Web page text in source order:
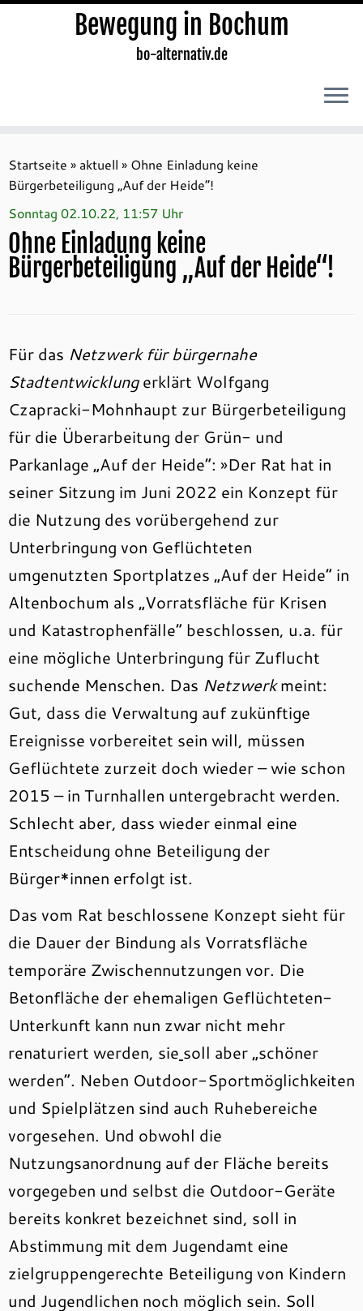
Inhalt
springen
Bewegung in Bochum
bo-alternativ.de
Startseite » aktuell » Ohne Einladung keine
Bürgerbeteiligung „Auf der Heide“!
Sonntag 02.10.22, 11:57 Uhr
Ohne Einladung keine
Bürgerbeteiligung „Auf der Heide“!
Für das Netzwerk für bürgernahe
Stadtentwicklungerklärt Wolfgang
Czapracki-Mohnhaupt zur Bürgerbeteiligung
für die Überarbeitung der Grün- und
Parkanlage „Auf der Heide“: »Der Rat hat in
seiner Sitzung im Juni 2022 ein Konzept für
die Nutzung des vorübergehend zur
Unterbringung von Geflüchteten
umgenutzten Sportplatzes „Auf der Heide“ in
Altenbochum als „Vorratsfläche für Krisen
und Katastrophenfälle“ beschlossen, u.a. für
eine mögliche Unterbringung für Zuflucht
suchende Menschen. Das Netzwerkmeint:
Gut, dass die Verwaltung auf zukünftige
Ereignisse vorbereitet sein will, müssen
Geflüchtete zurzeit doch wieder – wie schon
2015 – in Turnhallen untergebracht werden.
Schlecht aber, dass wieder einmal eine
Entscheidung ohne Beteiligung der
Bürger*innen erfolgt ist.
Das vom Rat beschlossene Konzept sieht für
die Dauer der Bindung als Vorratsfläche
temporäre Zwischennutzungen vor. Die
Betonfläche der ehemaligen Geflüchteten-
Unterkunft kann nun zwar nicht mehr
renaturiert werden, sie soll aber „schöner
werden“. Neben Outdoor-Sportmöglichkeiten
und Spielplätzen sind auch Ruhebereiche
vorgesehen. Und obwohl die
Nutzungsanordnung auf der Fläche bereits
vorgegeben und selbst die Outdoor-Geräte
bereits konkret bezeichnet sind, soll in
Abstimmung mit dem Jugendamt eine
zielgruppengerechte Beteiligung von Kindern
und Jugendlichen noch möglich sein. Soll